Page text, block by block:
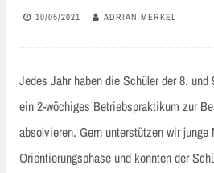
10/05/2021 ADRIAN MERKEL
Jedes Jahr haben die Schüler der 8.
ein 2-wöchiges Betriebspraktikum zur
absolvieren. Gern unterstützen wir junge
Orientierungsphase und konnten der